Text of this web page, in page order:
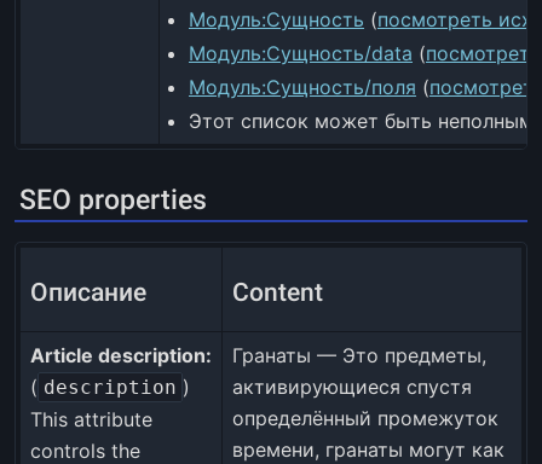
Модуль:Сущность (посмотреть
Модуль:Сущность/data (
Модуль:Сущность/поля (
Этот список может быть неполным.
SEO properties
Описание Content
Article description:
( description )
This attribute
controls the
Гранаты — Это предметы,
активирующиеся спустя
определённый промежуток
времени, гранаты могут как